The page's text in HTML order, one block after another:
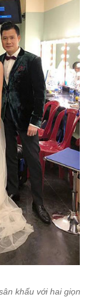
khấu với hai giọng